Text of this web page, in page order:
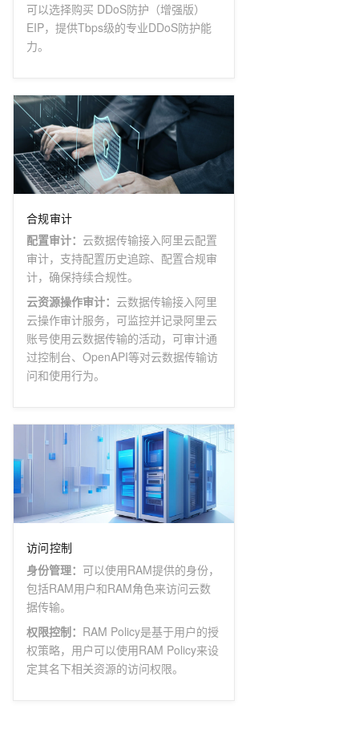
可以选择购买 DDoS防护（增强版）
EIP，提供Tbps级的专业DDoS防护能
力。
合规审计
配置审计： 云数据传输接入阿里云配置
审计，支持配置历史追踪、配置合规审
计，确保持续合规性。
云资源操作审计： 云数据传输接入阿里
云操作审计服务，可监控并记录阿里云
账号使用云数据传输的活动，可审计通
过控制台、OpenAPI等对云数据传输访
问和使用行为。
访问控制
身份管理： 可以使用RAM提供的身份，
包括RAM用户和RAM角色来访问云数
据传输。
权限控制： RAM Policy是基于用户的授
权策略，用户可以使用RAM Policy来设
定其名下相关资源的访问权限。